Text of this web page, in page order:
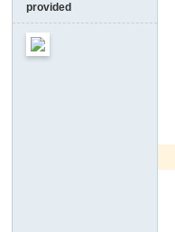
provided